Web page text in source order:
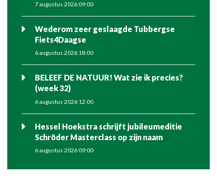
7 augustus 2026 09:00
Wederom zeer geslaagde Tubbergse
Fiets4Daagse
6 augustus 2026 18:00
BELEEF DE NATUUR! Wat zie ik precies?
(week 32)
6 augustus 2026 12:00
Hessel Hoekstra schrijft jubileumeditie
Schröder Masterclass op zijn naam
6 augustus 2026 09:00